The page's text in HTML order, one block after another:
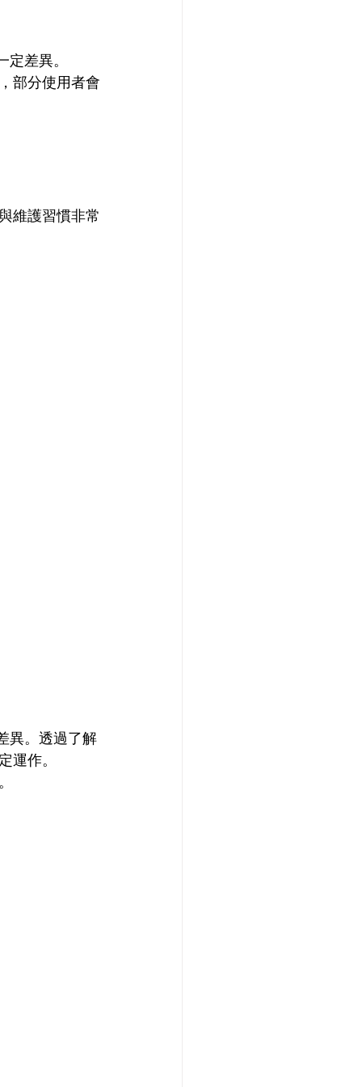
差異。
部分使用者會
維護習慣非常
異。透過了解
運作。